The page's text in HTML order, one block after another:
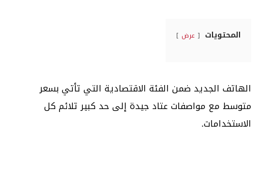
المحتويات عرض
الهاتف الجديد ضمن الفئة الاقتصادية التي تأتي بسعر
متوسط مع مواصفات عتاد جيدة إلى حد كبير تلائم كل
الاستخدامات.